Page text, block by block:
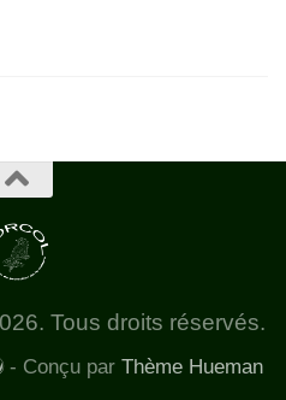
Tous droits réservés.
- Conçu parThème Hueman